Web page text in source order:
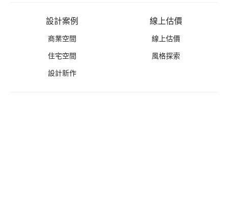
設計案例
商業空間
住宅空間
設計新作
線上估價
線上估價
風格探索